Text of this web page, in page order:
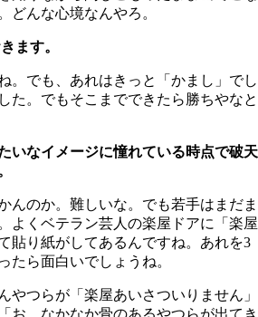
どんな心境なんやろ。
ます。
。でも、あれはきっと「かまし」でし
た。でもそこまでできたら勝ちやなと
なイメージに憧れている時点で破天
んのか。難しいな。でも若手はまだま
よくベテラン芸人の楽屋ドアに「楽屋
貼り紙がしてあるんですね。あれを3
たら面白いでしょうね。
やつらが「楽屋あいさついりません」